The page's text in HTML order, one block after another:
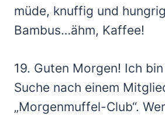
müde, knuffig und
Bambus…ähm, Kaffee!
19. Guten Morgen! Ich
Suche nach einem
„Morgenmuffel-Club“.